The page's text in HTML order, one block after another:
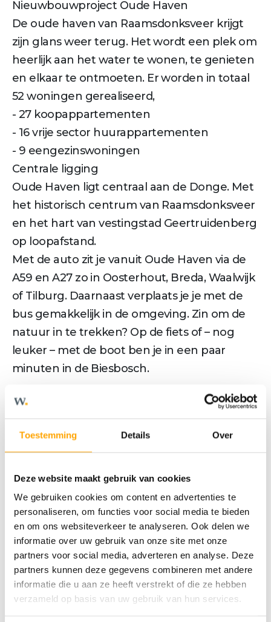
Toestemming Details Over
Deze website maakt gebruik van cookies
We gebruiken cookies om content en advertenties te
personaliseren, om functies voor social media te bieden
en om ons websiteverkeer te analyseren. Ook delen we
informatie over uw gebruik van onze site met onze
partners voor social media, adverteren en analyse. Deze
partners kunnen deze gegevens combineren met andere
informatie die u aan ze heeft verstrekt of die ze hebben
verzameld op basis van uw gebruik van hun services.
Nieuwbouwproject Oude Haven
De oude haven van Raamsdonksveer krijgt
zijn glans weer terug. Het wordt een plek om
heerlijk aan het water te wonen, te genieten
en elkaar te ontmoeten. Er worden in totaal
52 woningen gerealiseerd,
- 27 koopappartementen
- 16 vrije sector huurappartementen
- 9 eengezinswoningen
Centrale ligging
Oude Haven ligt centraal aan de Donge. Met
het historisch centrum van Raamsdonksveer
en het hart van vestingstad Geertruidenberg
op loopafstand.
Met de auto zit je vanuit Oude Haven via de
A59 en A27 zo in Oosterhout, Breda, Waalwijk
of Tilburg. Daarnaast verplaats je je met de
bus gemakkelijk in de omgeving. Zin om de
natuur in te trekken? Op de fiets of – nog
leuker – met de boot ben je in een paar
minuten in de Biesbosch.
-----------
de projectwebsite inschrijven voor een of
bouwnummer van uw voorkeur op dat
moment nog beschikbaar is, dan kunnen wij
het bouwnummer vrijblijvend voor u
reserveren en plannen wij graag een
afspraak in om het project en de woning
uitgebreid aan u toe te lichten. Mocht het
bouwnummer van uw voorkeur reeds
gereserveerd zijn, dan wordt u automatisch